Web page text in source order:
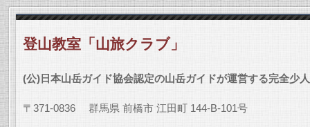
登山教室「山旅クラブ」
(公)日本山岳ガイド協会認定の山岳ガイドが運営する完全少
〒 371-0836 群馬県 前橋市 江田町 144-B-101号